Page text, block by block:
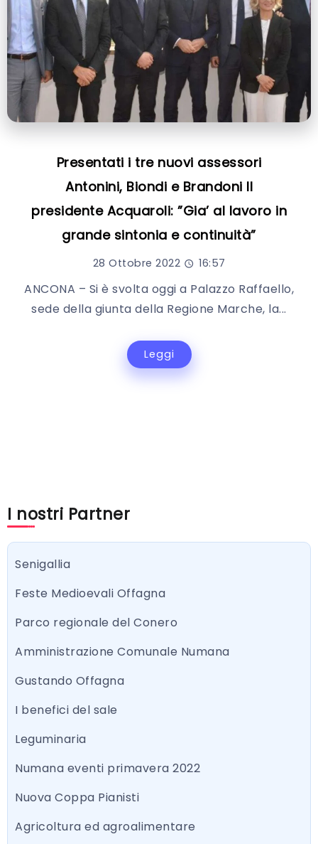
Presentati i tre nuovi assessori
Antonini, Biondi e Brandoni Il
presidente Acquaroli: ”Gia’ al lavoro in
grande sintonia e continuità”
28 Ottobre 2022 16:57
ANCONA – Si è svolta oggi a Palazzo Raffaello,
sede della giunta della Regione Marche, la...
Leggi
I nostri Partner
Senigallia
Feste Medioevali Offagna
Parco regionale del Conero
Amministrazione Comunale Numana
Gustando Offagna
I benefici del sale
Leguminaria
Numana eventi primavera 2022
Nuova Coppa Pianisti
Agricoltura ed agroalimentare